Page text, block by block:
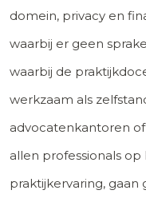
domein, privacy en
waarbij er geen
waarbij de
werkzaam als
advocatenkantoren
allen professionals
praktijkervaring, gaan